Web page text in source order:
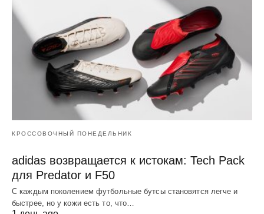
КРОССОВОЧНЫЙ ПОНЕДЕЛЬНИК
adidas возвращается к истокам: Tech Pack
для Predator и F50
С каждым поколением футбольные бутсы становятся легче и
быстрее, но у кожи есть то, что…